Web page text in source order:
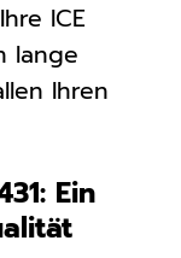
ICE
lange
Ihren
Ein